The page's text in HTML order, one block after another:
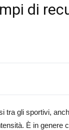
di
tra gli sportivi,
È in genere